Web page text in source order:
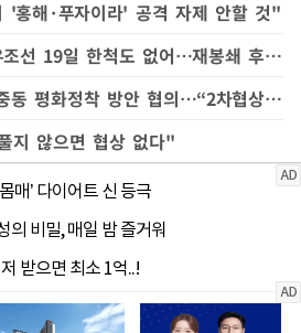
'홍해·푸자이라' 공격 자제 안할 것"
호르무즈 해협 통과 유조선 19일 한척도 없어…재봉쇄 후 항로 차단
이란·파키스탄 정상, 중동 평화정착 방안 협의…“2차협상 재개는 불투명”
지 않으면 협상 없다"